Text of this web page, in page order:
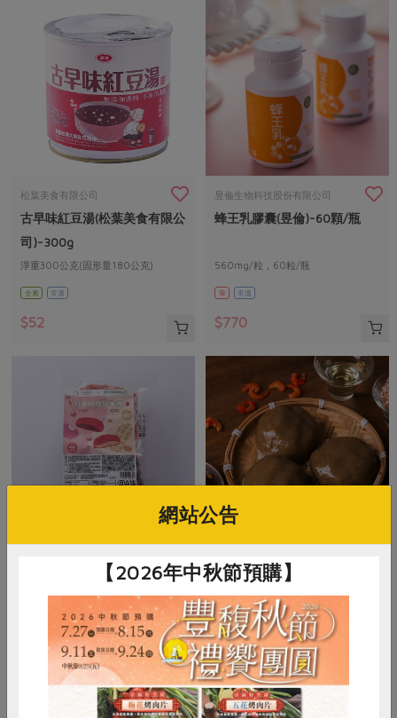
松葉美食有限公司
古早味紅豆湯(松葉美食有限公
司)-300g
淨重300公克(固形量180公克)
全素 常溫
$52
昱倫生物科技股份有限公司
蜂王乳膠囊(昱倫)-60顆/瓶
560mg/粒，60粒/瓶
葷 常溫
$770
好事成雙紅龜粿-紅豆/花生(米
棋)-480g/6入
480g/6入(紅豆口味*3+花生口味*3)
冷凍
$270
菜脯米草仔粿(米棋)-300g/3入
300公克(100公克x3入)
葷 冷凍
$135
網站公告
【2026年中秋節預購】